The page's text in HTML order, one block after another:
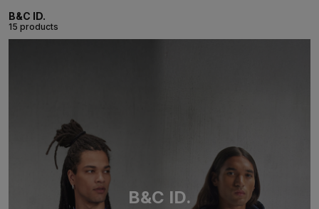
B&C ID.
15 products
B&C ID.